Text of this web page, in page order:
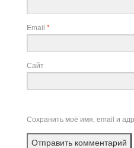
Email *
Сайт
Сохранить моё имя, email и